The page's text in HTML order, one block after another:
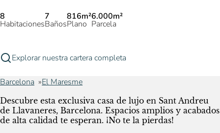
8
Habitaciones
7
Baños
816m²
Plano
6.000m²
Parcela
Explorar nuestra cartera completa
Barcelona El Maresme
Descubre esta exclusiva casa de lujo en Sant Andreu
de Llavaneres, Barcelona. Espacios amplios y acabados
de alta calidad te esperan. ¡No te la pierdas!